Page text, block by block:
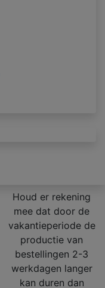
Houd er rekening
mee dat door de
vakantieperiode de
productie van
bestellingen 2-3
werkdagen langer
kan duren dan